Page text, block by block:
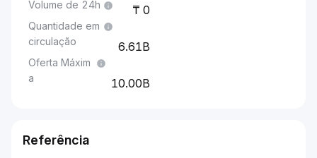
Volume de 24h 0
Quantidade em
circulação
6.61B
Oferta Máxim
a
10.00B
Referência